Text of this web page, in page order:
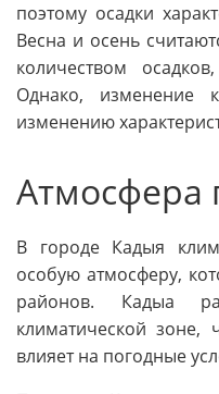
поэтому осадки
Весна и осень
количеством
Однако, изменение
изменению
Атмосфера
В городе Кадыя
особую атмосферу,
районов. Кадыа
климатической зоне,
влияет на погодные